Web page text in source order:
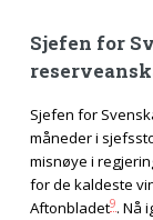
Sjefen for
Sjefen for
måneder i
misnøye i
for de kaldeste
Aftonbladet9. Nå